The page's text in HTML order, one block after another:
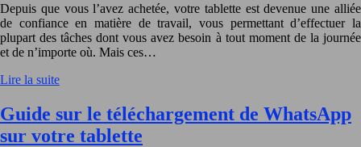
Depuis que vous l’avez achetée, votre tablette est devenue une alliée
de confiance en matière de travail, vous permettant d’effectuer la
plupart des tâches dont vous avez besoin à tout moment de la journée
et de n’importe où. Mais ces…
Lire la suite
Guide sur le téléchargement de WhatsApp
sur votre tablette